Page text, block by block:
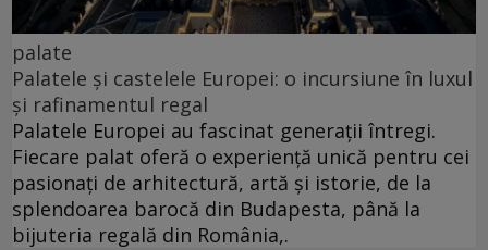
palate
Palatele și castelele Europei: o incursiune în luxul
și rafinamentul regal
Palatele Europei au fascinat generații întregi.
Fiecare palat oferă o experiență unică pentru cei
pasionați de arhitectură, artă și istorie, de la
splendoarea barocă din Budapesta, până la
bijuteria regală din România,.